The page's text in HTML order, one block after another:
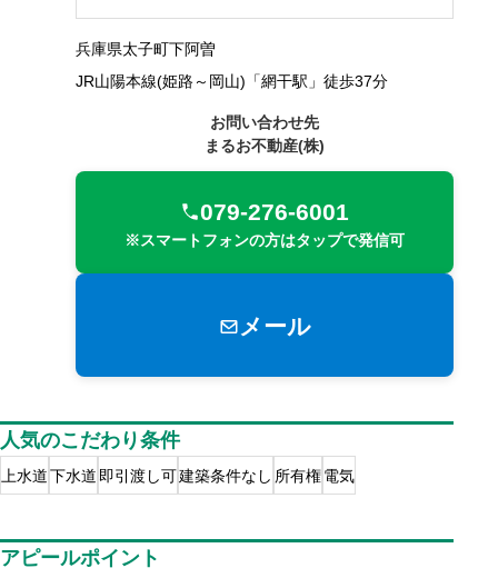
兵庫県太子町下阿曽
JR山陽本線(姫路～岡山)「網干駅」徒歩37分
お問い合わせ先
まるお不動産(株)
079-276-6001
※スマートフォンの方はタップで発信可
メール
人気のこだわり条件
上水道下水道 即引渡し可建築条件なし 所有権電気
アピールポイント